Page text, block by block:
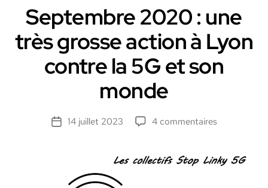
Numerique
Septembre 2020 : une
très grosse action à Lyon
contre la 5G et son
monde
Date14 juillet 2023 4 commentairessur
: